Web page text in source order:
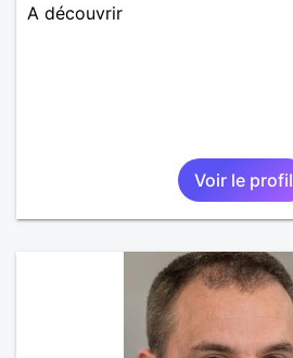
A découvrir
Voir le profil